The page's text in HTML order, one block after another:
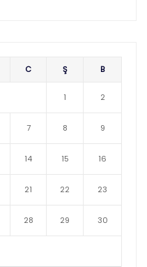
C Ş B
1 2
7 8 9
14 15 16
21 22 23
28 29 30